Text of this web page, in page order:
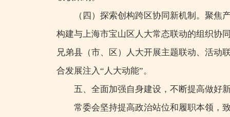
（四）探索创构跨区协同新机制。聚
构建与上海市宝山区人大常态联动的组织协
兄弟县（市、区）人大开展主题联动、活动
合发展注入“人大动能”。
五、全面加强自身建设，不断提高做好
常委会坚持提高政治站位和履职本领，